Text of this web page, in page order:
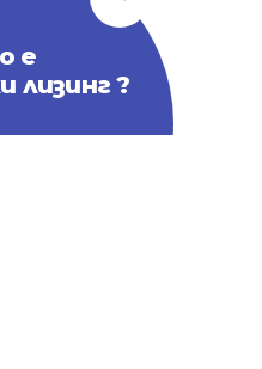
е
лизинг ?